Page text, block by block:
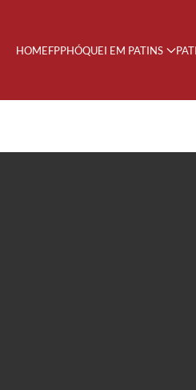
HOMEFPPHÓQUEI EM PATINS